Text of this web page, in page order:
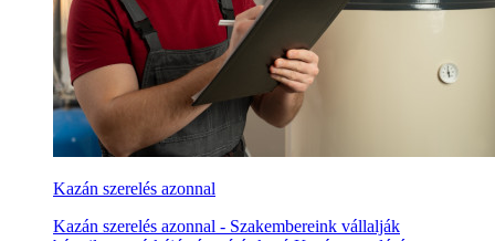
Kazán szerelés azonnal
Kazán szerelés azonnal - Szakembereink vállalják